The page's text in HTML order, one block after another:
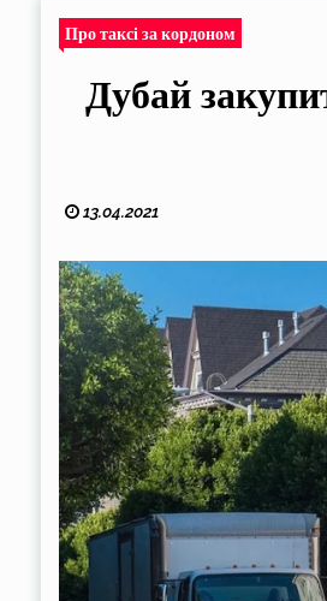
Про таксі за кордоном
Дубай
13.04.2021